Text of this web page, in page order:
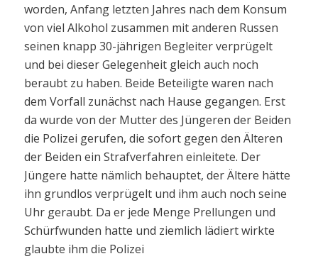
worden, Anfang letzten Jahres nach dem Konsum
von viel Alkohol zusammen mit anderen Russen
seinen knapp 30-jährigen Begleiter verprügelt
und bei dieser Gelegenheit gleich auch noch
beraubt zu haben. Beide Beteiligte waren nach
dem Vorfall zunächst nach Hause gegangen. Erst
da wurde von der Mutter des Jüngeren der Beiden
die Polizei gerufen, die sofort gegen den Älteren
der Beiden ein Strafverfahren einleitete. Der
Jüngere hatte nämlich behauptet, der Ältere hätte
ihn grundlos verprügelt und ihm auch noch seine
Uhr geraubt. Da er jede Menge Prellungen und
Schürfwunden hatte und ziemlich lädiert wirkte
glaubte ihm die Polizei